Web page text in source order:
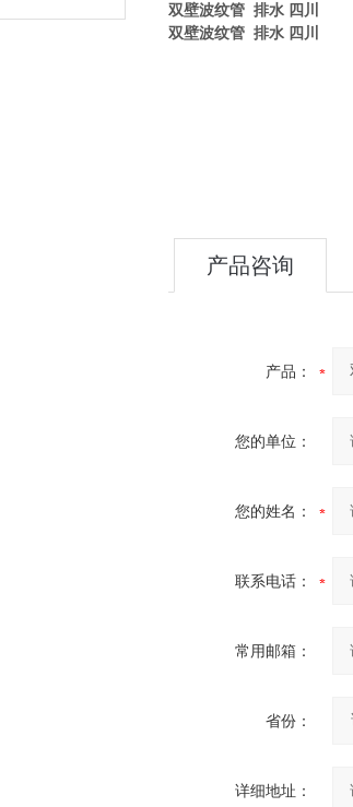
双壁波纹管 排水 四川
双壁波纹管 排水 四川
产品咨询
产品：
您的单位：
您的姓名：
联系电话：
常用邮箱：
省份：
详细地址：